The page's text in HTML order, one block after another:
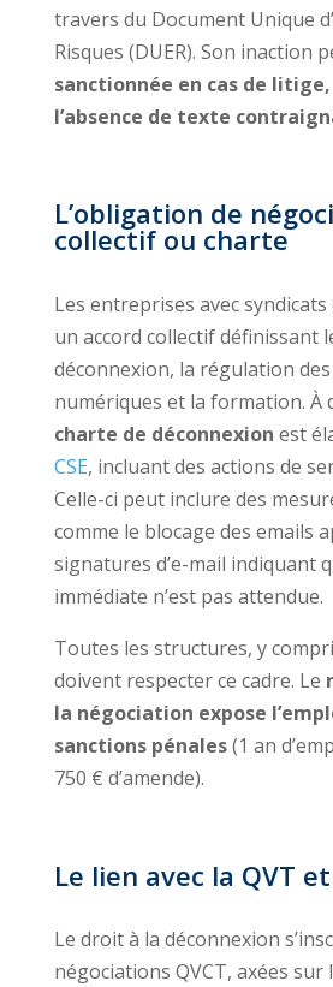
travers du Document Unique
Risques (DUER). Son inaction
sanctionnée en cas de
l’absence de texte
L’obligation de
collectif ou charte
Les entreprises avec
un accord collectif définissant
déconnexion, la régulation
numériques et la formation. À
charte de déconnexion est
CSE, incluant des actions de
Celle-ci peut inclure des
comme le blocage des emails
signatures d’e-mail indiquant
immédiate n’est pas attendue.
Toutes les structures, y
doivent respecter ce cadre. Le
la négociation expose
sanctions pénales(1 an
750 € d’amende).
Le lien avec la QVT
Le droit à la déconnexion
négociations QVCT, axées